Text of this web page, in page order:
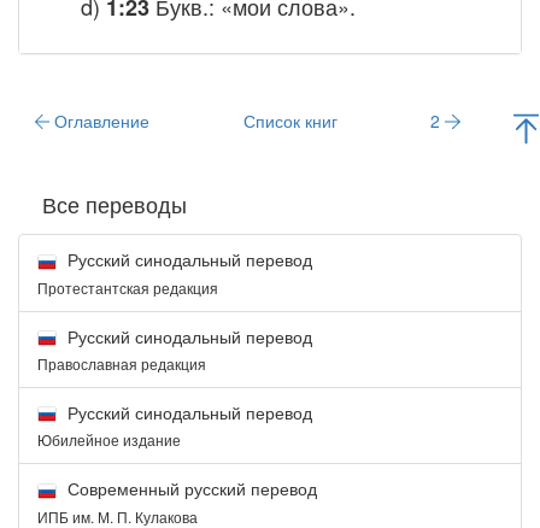
d) 1:23 Букв.: «мои слова».
Оглавление Список книг 2
Все переводы
Русский синодальный перевод
Протестантская редакция
Русский синодальный перевод
Православная редакция
Русский синодальный перевод
Юбилейное издание
Современный русский перевод
ИПБ им. М. П. Кулакова